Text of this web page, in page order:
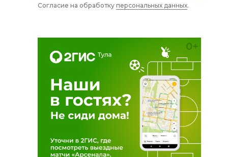
Согласие на обработку персональных данных.